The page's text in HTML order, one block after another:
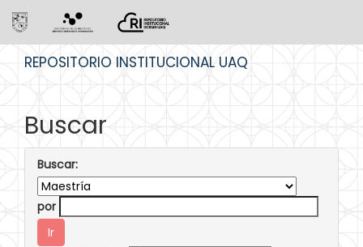
REPOSITORIO INSTITUCIONAL UAQ
Buscar
Buscar:
por